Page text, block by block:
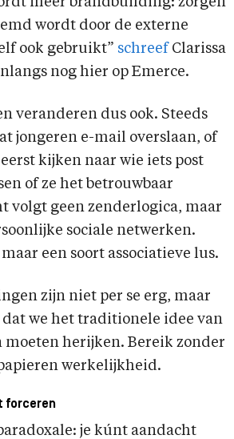
wordt door de externe
ook gebruikt” schreef Clarissa
nog hier op Emerce.
veranderen dus ook. Steeds
jongeren e-mail overslaan, of
kijken naar wie iets post
of ze het betrouwbaar
volgt geen zenderlogica, maar
sociale netwerken.
een soort associatieve lus.
zijn niet per se erg, maar
we het traditionele idee van
moeten herijken. Bereik zonder
werkelijkheid.
forceren
je kúnt aandacht